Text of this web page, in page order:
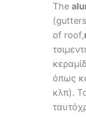
The
of roof,
όπως
κλπ).